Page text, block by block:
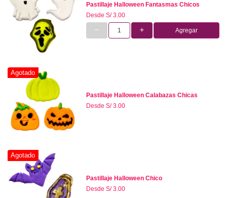
Pastillaje Halloween Fantasmas Chicos
DesdeS/ 3.00
Agregar
Agotado
Pastillaje Halloween Calabazas Chicas
DesdeS/ 3.00
Agotado
Pastillaje Halloween Chico
DesdeS/ 3.00